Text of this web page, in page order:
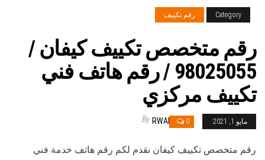
Category رقم تكييف
رقم متخصص تكييف كيفان /
98025055 / رقم هاتف فني
تكييف مركزي
مايو 1, 2021 0
By RWAN
رقم متخصص تكييف كيفان نقدم لكم رقم هاتف خدمة فني